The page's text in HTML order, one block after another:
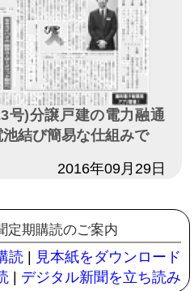
号)分譲戸建の電力融通
結び簡易な仕組みで
2016年09月29日
定期購読のご案内
読
見本紙をダウンロード
デジタル新聞を立ち読み